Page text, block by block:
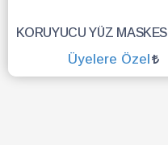
Üyelere Özel